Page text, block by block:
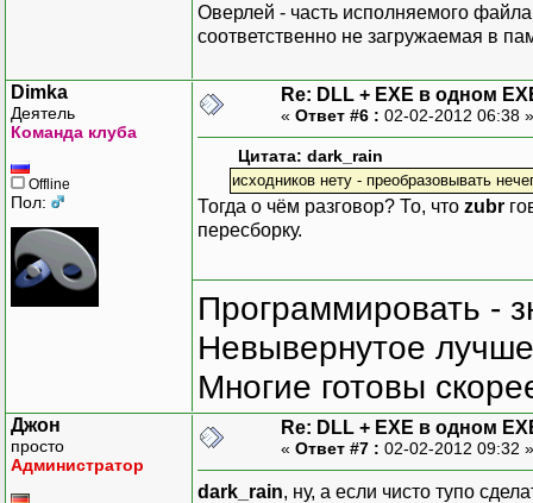
Оверлей - часть исполняемого
соответственно не загружаемая в
Dimka
Деятель
Команда клуба
Offline
Пол:
Re: DLL + EXE в одном
« Ответ #6 : 02-02-2012 06:38
Цитата: dark_rain
исходников нету - преобразовывать
Тогда о чём разговор? То, что zubr
пересборку.
Программировать -
Невывернутое
Многие готовы
Джон
просто
Администратор
Re: DLL + EXE в одном
« Ответ #7 : 02-02-2012 09:32
dark_rain, ну, а если чисто тупо